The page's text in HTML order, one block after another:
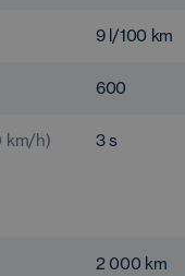
9 l/100 km
600
km/h) 3s
2 000 km